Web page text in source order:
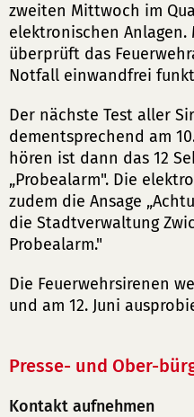
zweiten Mittwoch im
elektronischen Anlagen.
überprüft das
Notfall einwandfrei
Der nächste Test aller
dementsprechend am
hören ist dann das 12
„Probealarm". Die
zudem die Ansage
die Stadtverwaltung
Probealarm."
Die Feuerwehrsirenen
und am 12. Juni
Presse- und Ober-
Kontakt aufnehmen